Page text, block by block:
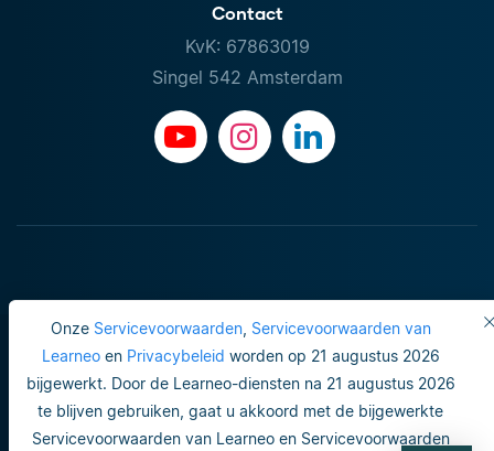
Onze Servicevoorwaarden, Servicevoorwaarden van
Learneoen Privacybeleid worden op 21 augustus 2026
bijgewerkt. Door de Learneo-diensten na 21 augustus 2026
te blijven gebruiken, gaat u akkoord met de bijgewerkte
Servicevoorwaarden van Learneo en Servicevoorwaarden
Contact
KvK: 67863019
Singel 542 Amsterdam
Gebruiksvoorwaarden